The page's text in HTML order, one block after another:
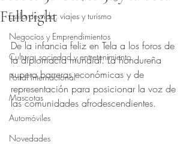
Estilo de vida, viajes y turismo
Negocios y Emprendimientos
Cultura, sociedad y entretenimiento
Portal Internacional
Mascotas
Automóviles
Novedades
Fulbright
Obtuvo NaN de 5 estrellas.
De la infancia feliz en Tela a los foros de
la diplomacia mundial. La hondureña
supera barreras económicas y de
representación para posicionar la voz de
las comunidades afrodescendientes.